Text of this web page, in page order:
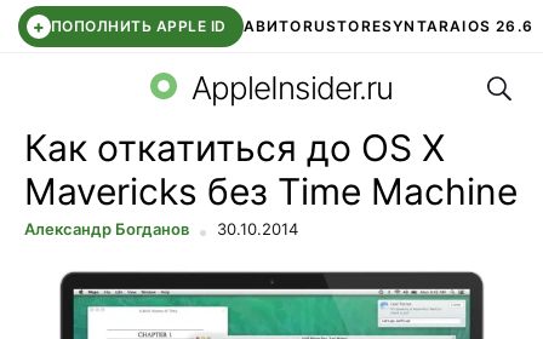
+ ПОПОЛНИТЬ APPLE ID АВИТОRUSTORESYNTARAIOS 26.6
СБЕР КИДС ЧАТ ROBLOXВТБ ОНЛАЙН
AppleInsider.ru
Как откатиться до OS X
Mavericks без Time Machine
Александр Богданов 30.10.2014